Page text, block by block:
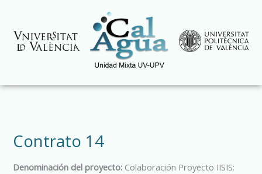
contenido
Contrato 14
Denominación del proyecto: Colaboración Proyecto IISIS: